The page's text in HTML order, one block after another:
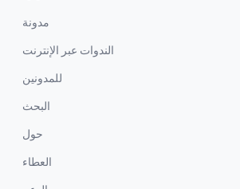
مدونة
الندوات عبر الإنترنت
للمدونين
البحث
حول
العطاء